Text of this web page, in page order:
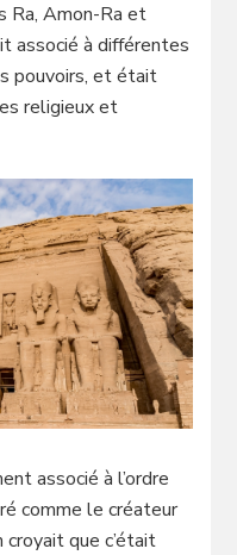
Ra, Amon-Ra et
associé à différentes
pouvoirs, et était
religieux et
associé à l’ordre
comme le créateur
que c’était